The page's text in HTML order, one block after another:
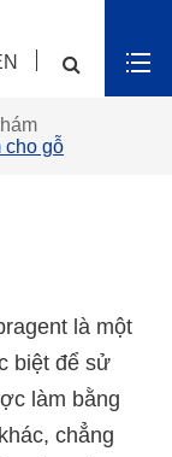
cho gỗ
là một
biệt để sử
làm bằng
chẳng